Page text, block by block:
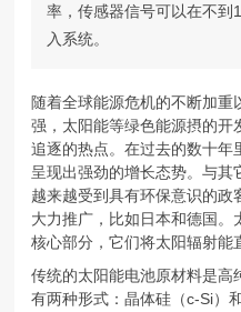
率，传感器信号可以在不到
入系统。
随着全球能源危机的不断加
强，太阳能等绿色能源摂的开
追逐的热点。在过去的数十年
呈现出强劲的增长态势。与其
越来越受到具有环保意识的政
大力推广，比如日本和德国。
核心部分，它们将太阳辐射能
传统的太阳能电池原材料是高
有两种形式：晶体硅（c-Si）